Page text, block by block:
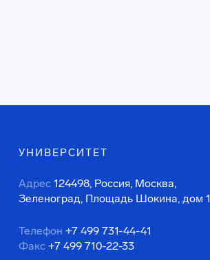
УНИВЕРСИТЕТ
Адрес 124498, Россия, Москва,
Зеленоград, Площадь Шокина, дом 1
Телефон +7 499 731-44-41
Факс +7 499 710-22-33